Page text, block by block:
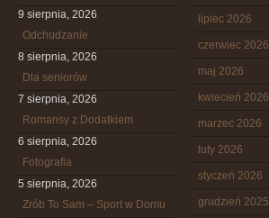
9 sierpnia, 2026
Odchudzanie
8 sierpnia, 2026
Dla seniorów
7 sierpnia, 2026
Romansy z Dodatkiem
6 sierpnia, 2026
Fotografia
5 sierpnia, 2026
Zrób To Sam – Sport w Domu
lipiec 2026
czerwiec 2026
maj 2026
kwiecień 2026
marzec 2026
luty 2026
styczeń 2026
grudzień 2025